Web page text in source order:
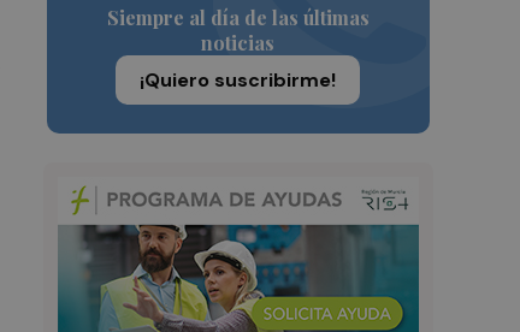
Siempre al día de las últimas
noticias
¡Quiero suscribirme!